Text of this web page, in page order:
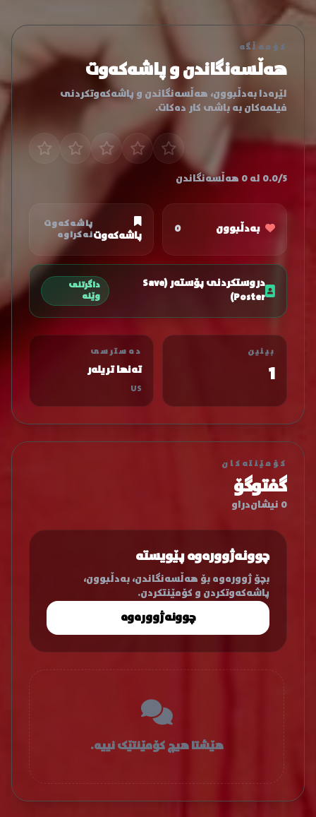
کۆمەڵگە
هەڵسەنگاندن و پاشەکەوت
لێرەدا بەدڵبوون، هەڵسەنگاندن و پاشەکەوتکردنی
فیلمەکان بە باشی کار دەکات.
0.0/5 لە 0 هەڵسەنگاندن
بەدڵبوون 0 پاشەکەوت
پاشەکەوت
نەکراوە
دروستکردنی پۆستەر (Save
Poster)
داگرتنی
وێنە
بینین
1
دەسترسی
تەنها تریلەر
US
کۆمێنتەکان
گفتوگۆ
0 نیشان‌دراو
چوونەژوورەوە پێویستە
بچۆ ژوورەوە بۆ هەڵسەنگاندن، بەدڵبوون،
پاشەکەوتکردن و کۆمێنتکردن.
چوونەژوورەوە
هێشتا هیچ کۆمێنتێک نییە.